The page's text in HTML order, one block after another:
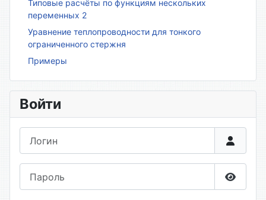
Типовые расчёты по функциям нескольких
переменных 2
Уравнение теплопроводности для тонкого
ограниченного стержня
Примеры
Войти